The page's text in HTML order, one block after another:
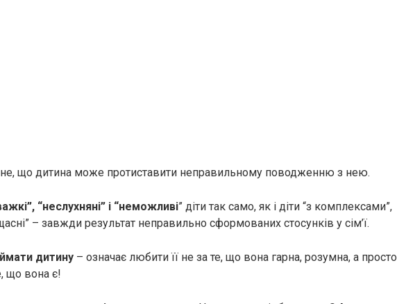
що дитина може протиставити неправильному поводженню з нею.
“неслухняні” і “неможливі” діти так само, як і діти “з комплексами”,
– завжди результат неправильно сформованих стосунків у сім’ї.
дитину – означає любити її не за те, що вона гарна, розумна, а просто
що вона є!